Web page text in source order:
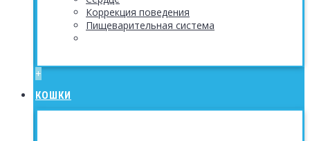
Коррекция поведения
Пищеварительная система
+
КОШКИ